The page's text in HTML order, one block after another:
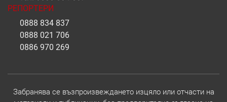
РЕПОРТЕРИ
0888 834 837
0888 021 706
0886 970 269
Забранява се възпроизвеждането изцяло или отчасти на